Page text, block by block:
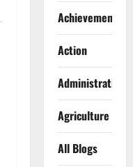
Achievements
Action
Administration
Agriculture
All Blogs